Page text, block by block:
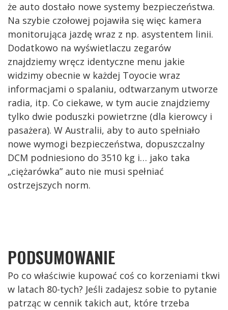
że auto dostało nowe systemy bezpieczeństwa.
Na szybie czołowej pojawiła się więc kamera
monitorująca jazdę wraz z np. asystentem linii.
Dodatkowo na wyświetlaczu zegarów
znajdziemy wręcz identyczne menu jakie
widzimy obecnie w każdej Toyocie wraz
informacjami o spalaniu, odtwarzanym utworze
radia, itp. Co ciekawe, w tym aucie znajdziemy
tylko dwie poduszki powietrzne (dla kierowcy i
pasażera). W Australii, aby to auto spełniało
nowe wymogi bezpieczeństwa, dopuszczalny
DCM podniesiono do 3510 kg i… jako taka
„ciężarówka” auto nie musi spełniać
ostrzejszych norm.
PODSUMOWANIE
Po co właściwie kupować coś co korzeniami tkwi
w latach 80-tych? Jeśli zadajesz sobie to pytanie
patrząc w cennik takich aut, które trzeba